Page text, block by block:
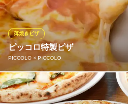
絡んだ生パスタや具材がゴロゴロの
放題が主役！その他、季節の幸を彩
彩！飲み放題はワインをメインとし
もご用意
グラン・パ 中野サンモール店
ナチュラルイタリアン
ＪＲ中野駅 徒歩5分
東京都中野区中野5-59-6 中野KSビルB1
ピッコロ特製ピザ
PICCOLO × PICCOLO
薄焼きピザ
当店自慢のピザです。自家製ピザ生
の味とソース、チーズの味をしっか